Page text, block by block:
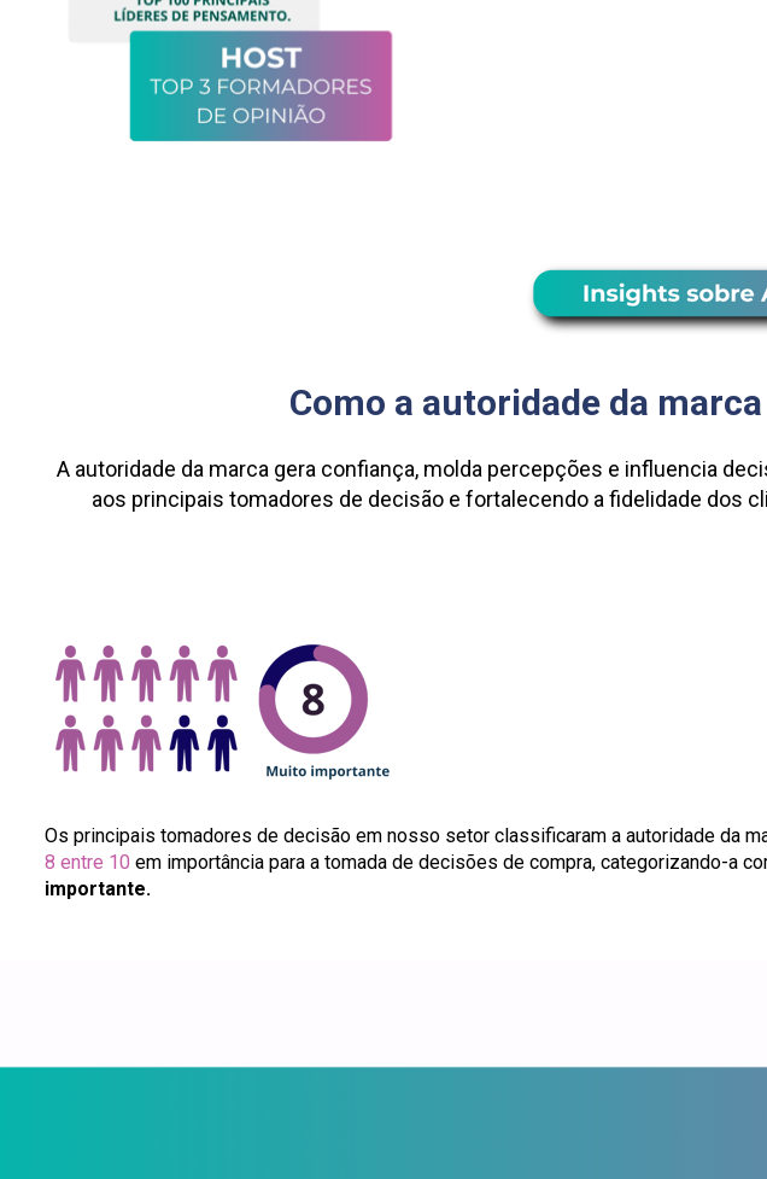
Como a autoridade da
A autoridade da marca gera confiança, molda percepções e influencia
aos principais tomadores de decisão e fortalecendo a fidelidade dos
8 entre 10 em importância para a tomada de decisões de compra, categorizando-a
importante.